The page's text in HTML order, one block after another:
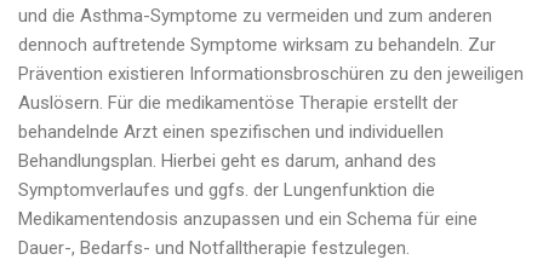
und die Asthma-Symptome zu vermeiden und zum anderen
dennoch auftretende Symptome wirksam zu behandeln. Zur
Prävention existieren Informationsbroschüren zu den jeweiligen
Auslösern. Für die medikamentöse Therapie erstellt der
behandelnde Arzt einen spezifischen und individuellen
Behandlungsplan. Hierbei geht es darum, anhand des
Symptomverlaufes und ggfs. der Lungenfunktion die
Medikamentendosis anzupassen und ein Schema für eine
Dauer-, Bedarfs- und Notfalltherapie festzulegen.